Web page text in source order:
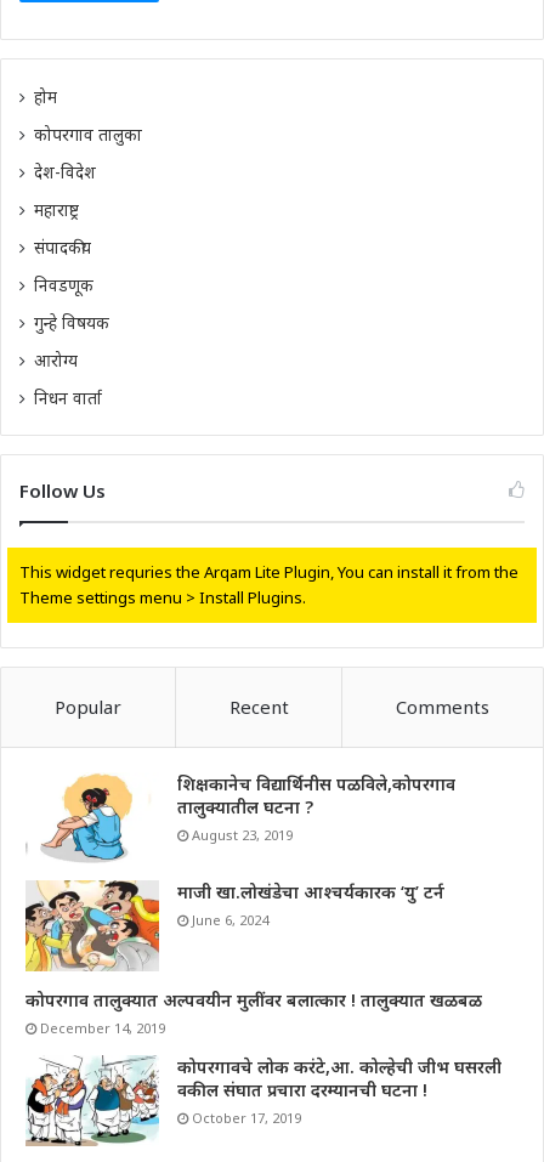
होम
कोपरगाव तालुका
देश-विदेश
महाराष्ट्र
संपादकीय
निवडणूक
गुन्हे विषयक
आरोग्य
निधन वार्ता
Follow Us
This widget requries the Arqam Lite Plugin, You can install it from the
Theme settings menu > Install Plugins.
Popular Recent Comments
शिक्षकानेच विद्यार्थिनीस पळविले,कोपरगाव
तालुक्यातील घटना ?
August 23, 2019
माजी खा.लोखंडेचा आश्चर्यकारक ‘यु’ टर्न
June 6, 2024
कोपरगाव तालुक्यात अल्पवयीन मुलींवर बलात्कार ! तालुक्यात खळबळ
December 14, 2019
कोपरगावचे लोक करंटे,आ. कोल्हेची जीभ घसरली
वकील संघात प्रचारा दरम्यानची घटना !
October 17, 2019